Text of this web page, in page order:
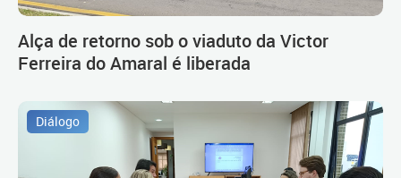
Alça de retorno sob o viaduto da Victor
Ferreira do Amaral é liberada
Diálogo